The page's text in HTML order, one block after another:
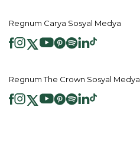
Regnum Carya Sosyal Medya
Regnum The Crown Sosyal Medya